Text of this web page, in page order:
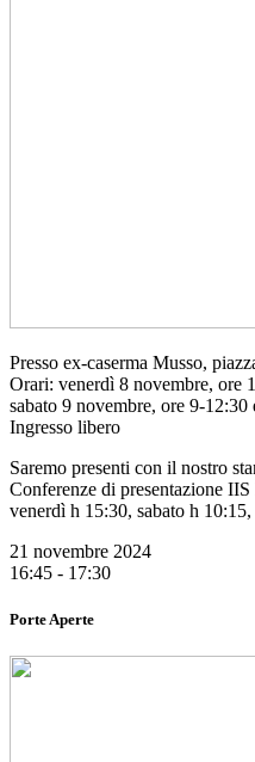
Presso ex-caserma Musso,
Orari: venerdì 8 novembre, ore
sabato 9 novembre, ore 9-12:30
Ingresso libero
Saremo presenti con il nostro
Conferenze di presentazione
venerdì h 15:30, sabato h
21 novembre 2024
16:45 - 17:30
Porte Aperte